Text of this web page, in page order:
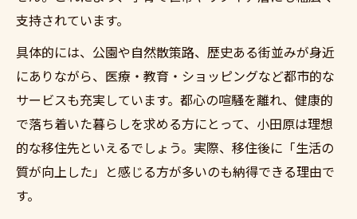
家族の未来を見据えた小田原移住準備法
東京までアクセスの良い小田原移住を考え
ようで家族の生活基盤を築く
小田原移住準備で大切なポイントと段取り
子育て世代に嬉しい小田原移住の準備法
東京までアクセスの良い小田原移住を考え
ようと未来設計
支持されています。
具体的には、公園や自然散策路、歴史ある街並みが身近
にありながら、医療・教育・ショッピングなど都市的な
サービスも充実しています。都心の喧騒を離れ、健康的
で落ち着いた暮らしを求める方にとって、小田原は理想
的な移住先といえるでしょう。実際、移住後に「生活の
質が向上した」と感じる方が多いのも納得できる理由で
す。